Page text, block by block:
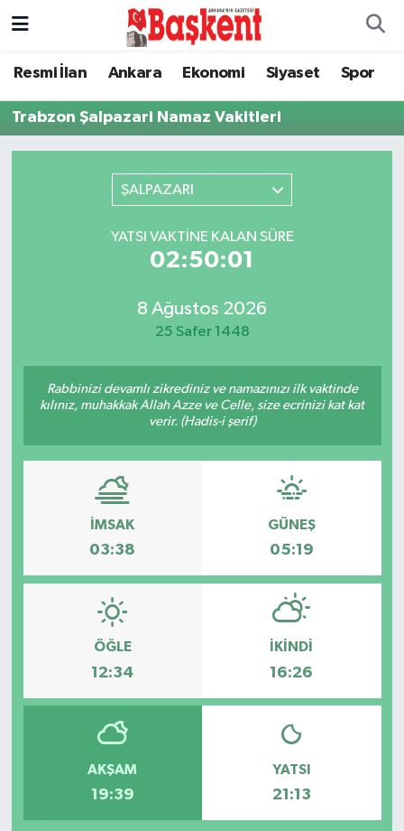
Resmi İlan Ankara Ekonomi Siyaset Spor
Trabzon Şalpazari Namaz Vakitleri
ŞALPAZARI
YATSI VAKTINE KALAN SÜRE
02:50:01
8 Ağustos 2026
25 Safer 1448
Rabbinizi devamlı zikrediniz ve namazınızı ilk vaktinde
kılınız, muhakkak Allah Azze ve Celle, size ecrinizi kat kat
verir. (Hadis-i şerif)
İMSAK
03:38
GÜNEŞ
05:19
ÖĞLE
12:34
İKINDI
16:26
AKŞAM
19:39
YATSI
21:13
Ankara
Asayiş
Gündem
Kültür-Sanat
Magazin
Özel Haber
Resmi İlan
Sağlık
Ankara Nöbetçi Eczaneler
Ankara Hava Durumu
Ankara Trafik Yoğunluk Haritası
Süper Lig Puan Durumu ve Fikstür
Tüm Manşetler
Haber Arşivi